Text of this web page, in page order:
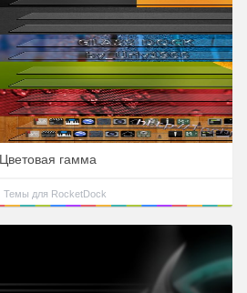
Цветовая гамма
Темы для RocketDock